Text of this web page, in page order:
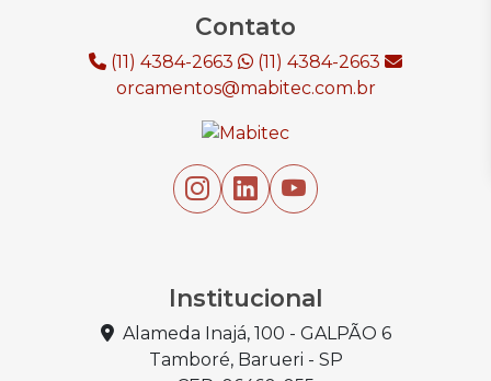
Contato
(11) 4384-2663
(11) 4384-2663
orcamentos@mabitec.com.br
Institucional
Alameda Inajá, 100 - GALPÃO 6
Tamboré, Barueri - SP